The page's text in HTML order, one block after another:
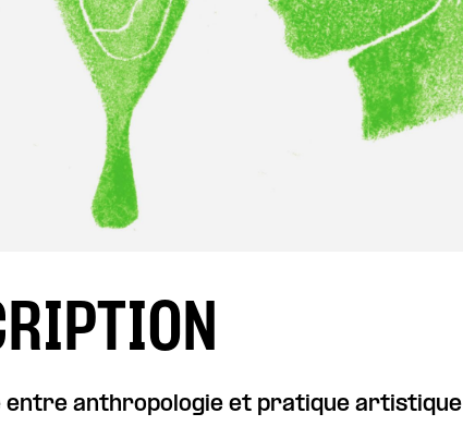
entre anthropologie et pratique artistique